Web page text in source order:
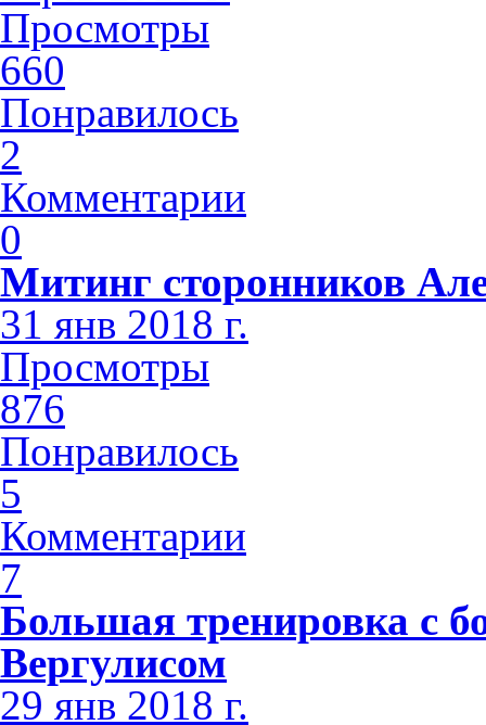
Просмотры
660
Понравилось
2
Комментарии
0
Митинг сторонников
31 янв 2018 г.
Просмотры
876
Понравилось
5
Комментарии
7
Большая тренировка с
Вергулисом
29 янв 2018 г.